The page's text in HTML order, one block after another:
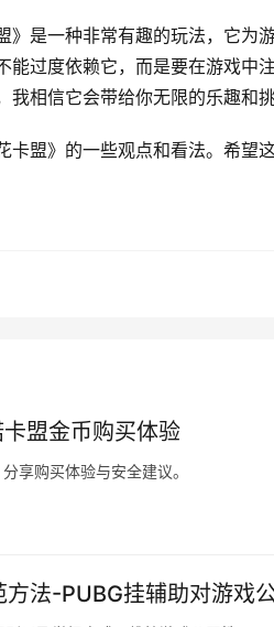
》是一种非常有趣的玩法，它为
能过度依赖它，而是要在游戏中
相信它会带给你无限的乐趣和挑
卡盟》的一些观点和看法。希望
盟金币购买体验
享购买体验与安全建议。
法-PUBG挂辅助对游戏